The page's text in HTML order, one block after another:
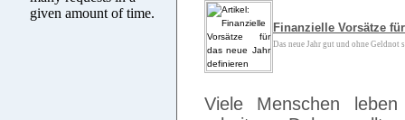
Finanzielle Vorsätze
Das neue Jahr gut und ohne Geldnot
Viele Menschen